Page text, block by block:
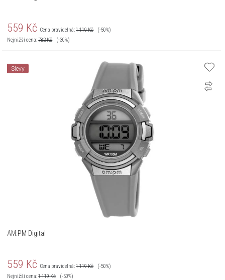
559 Kč Cena pravidelná:1 119Kč
(-50%)
Nejnižší cena:782Kč (-30%)
Slevy
AM:PM Digital
559 Kč Cena pravidelná:1 119Kč
(-50%)
Nejnižší cena:1 119Kč (-50%)